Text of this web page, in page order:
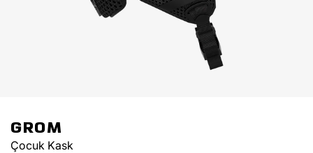
GROM
Çocuk Kask